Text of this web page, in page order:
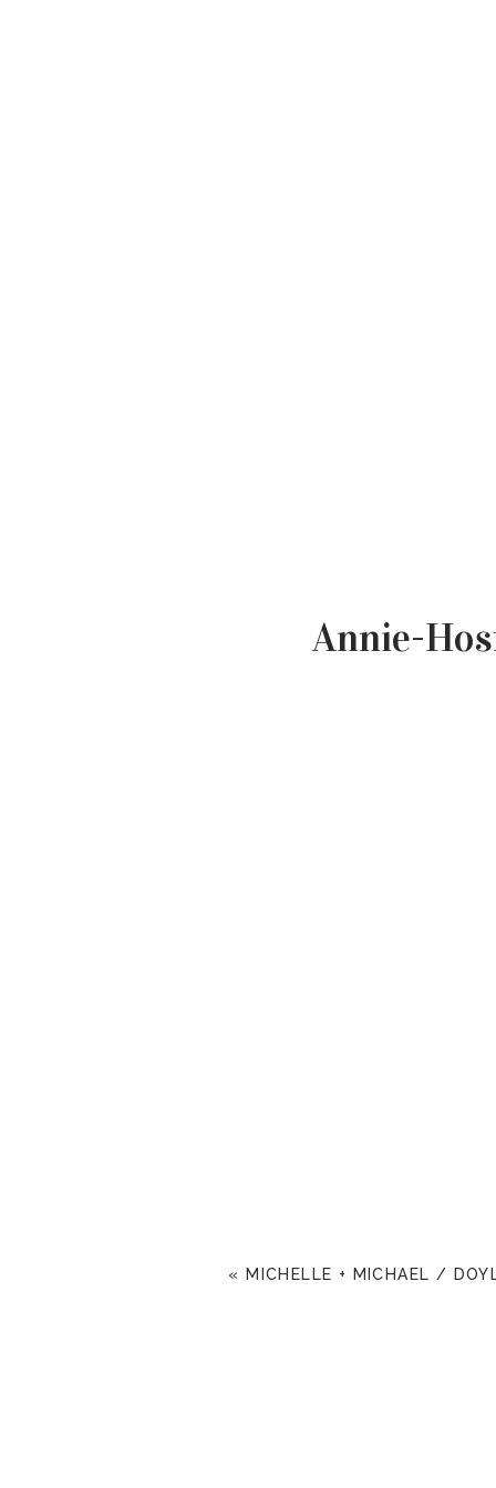
Annie-
« MICHELLE + MICHAEL /